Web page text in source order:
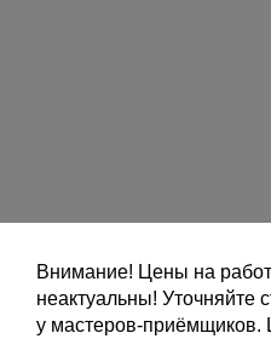
Внимание! Цены на
неактуальны! Уточняйте
у мастеров-приёмщиков.